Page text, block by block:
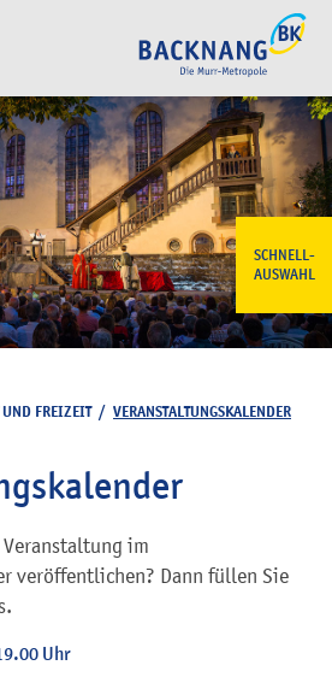
SCHNELL-
AUSWAHL
UND FREIZEIT/ VERANSTALTUNGSKALENDER
im
veröffentlichen? Dann füllen Sie
Uhr